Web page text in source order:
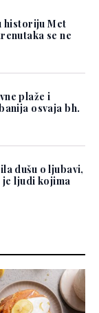
historiju Met
se ne
plaže i
osvaja bh.
dušu o ljubavi,
je ljudi kojima